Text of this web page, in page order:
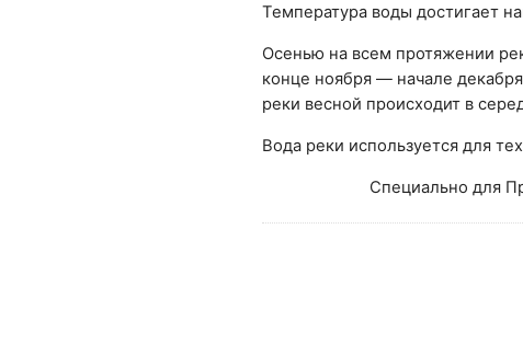
Температура воды достигает
Осенью на всем протяжении
конце ноября — начале
реки весной происходит в
Вода реки используется для
Специально для